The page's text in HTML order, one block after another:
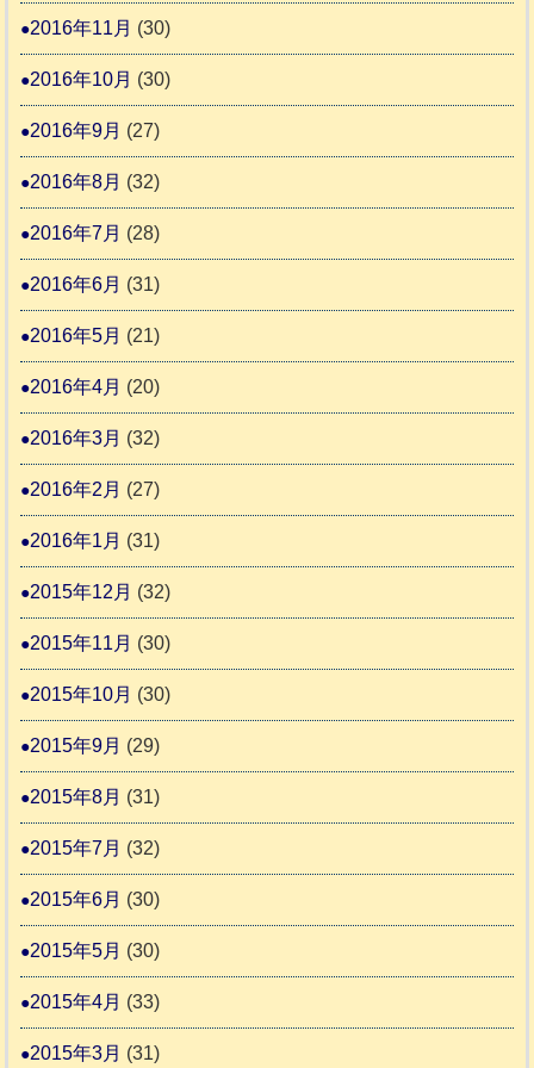
2016年11月 (30)
2016年10月 (30)
2016年9月 (27)
2016年8月 (32)
2016年7月 (28)
2016年6月 (31)
2016年5月 (21)
2016年4月 (20)
2016年3月 (32)
2016年2月 (27)
2016年1月 (31)
2015年12月 (32)
2015年11月 (30)
2015年10月 (30)
2015年9月 (29)
2015年8月 (31)
2015年7月 (32)
2015年6月 (30)
2015年5月 (30)
2015年4月 (33)
2015年3月 (31)